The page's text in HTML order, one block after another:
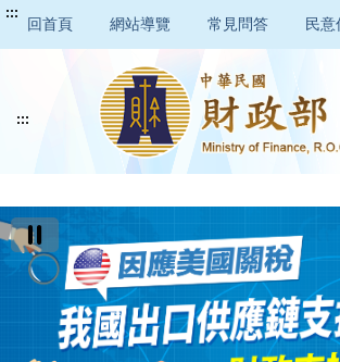
:::
回首頁 網站導覽 常見問答 民意
:::